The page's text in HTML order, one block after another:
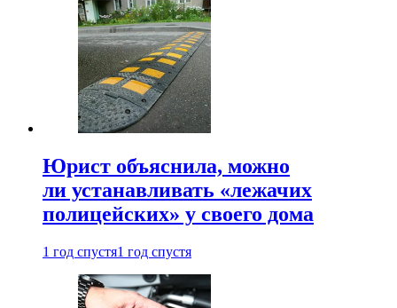
Юрист объяснила, можно
ли устанавливать «лежачих
полицейских» у своего дома
1 год спустя1 год спустя